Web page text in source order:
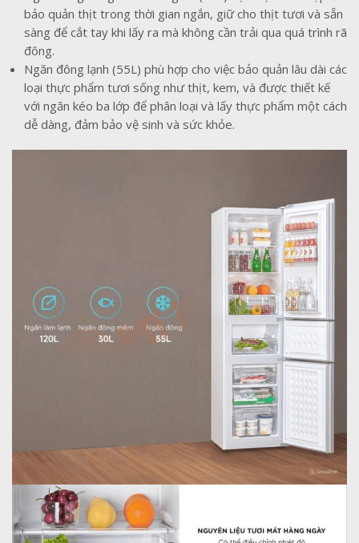
bảo quản thịt trong thời gian ngắn, giữ cho thịt tươi và sẵn
sàng để cắt tay khi lấy ra mà không cần trải qua quá trình rã
đông.
Ngăn đông lạnh (55L) phù hợp cho việc bảo quản lâu dài các
loại thực phẩm tươi sống như thịt, kem, và được thiết kế
với ngăn kéo ba lớp để phân loại và lấy thực phẩm một cách
dễ dàng, đảm bảo vệ sinh và sức khỏe.